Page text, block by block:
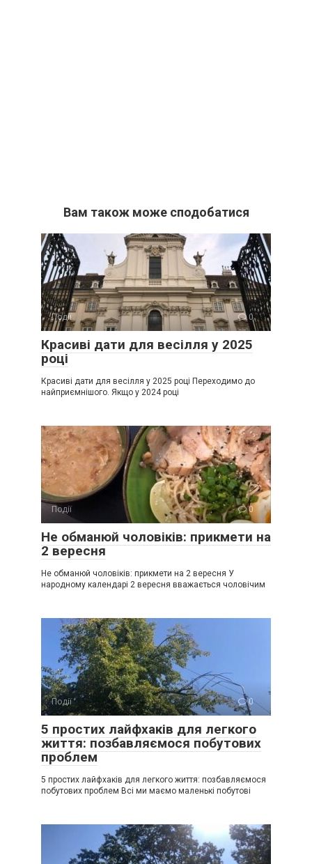
Вам також може сподобатися
Події 0
Красиві дати для весілля у 2025
році
Красиві дати для весілля у 2025 році Переходимо до
найприємнішого. Якщо у 2024 році
Події 0
Не обманюй чоловіків: прикмети на
2 вересня
Не обманюй чоловіків: прикмети на 2 вересня У
народному календарі 2 вересня вважається чоловічим
Події 0
5 простих лайфхаків для легкого
життя: позбавляємося побутових
проблем
5 простих лайфхаків для легкого життя: позбавляємося
побутових проблем Всі ми маємо маленькі побутові